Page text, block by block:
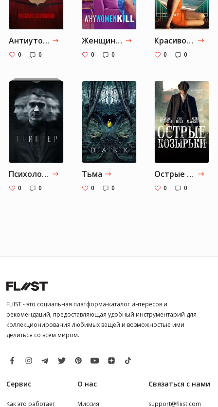
Антиутопия
0 0
Женщины-убийцы
0 0
Красивое прошлое
0 0
Психологические
0 0
Тьма
0 0
Острые козырьки
0 0
FLIIST - это социальная платформа-каталог интересов и
рекомендаций, предоставляющая удобный инструментарий для
коллекционирования любимых вещей и возможностью ими
делиться со всем миром.
Сервис
Как это работает
О нас
Миссия
Связаться с нами
support@fliist.com